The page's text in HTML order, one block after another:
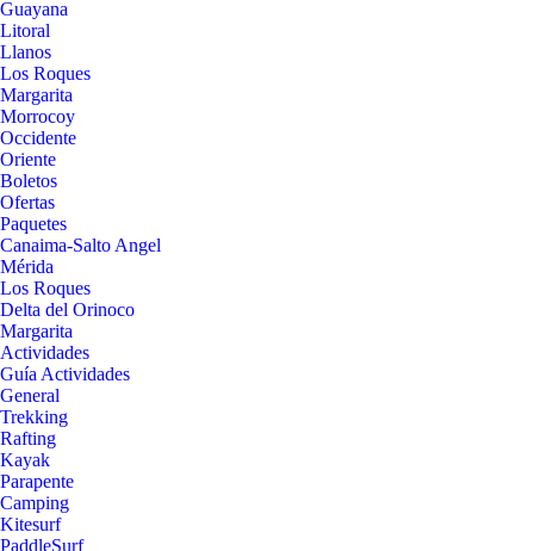
Guayana
Litoral
Llanos
Los Roques
Margarita
Morrocoy
Occidente
Oriente
Boletos
Ofertas
Paquetes
Canaima-Salto Angel
Mérida
Los Roques
Delta del Orinoco
Margarita
Actividades
Guía Actividades
General
Trekking
Rafting
Kayak
Parapente
Camping
Kitesurf
PaddleSurf